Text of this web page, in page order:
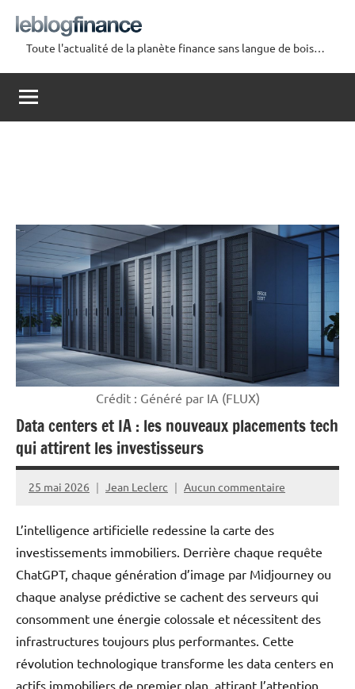
contenu
Le
Blog
Finance
Toute l'actualité de la planète finance sans langue de bois…
Crédit : Généré par IA (FLUX)
Data centers et IA : les nouveaux placements tech
qui attirent les investisseurs
25 mai 2026 Jean Leclerc Aucun commentaire
L’intelligence artificielle redessine la carte des
investissements immobiliers. Derrière chaque requête
ChatGPT, chaque génération d’image par Midjourney ou
chaque analyse prédictive se cachent des serveurs qui
consomment une énergie colossale et nécessitent des
infrastructures toujours plus performantes. Cette
révolution technologique transforme les data centers en
actifs immobiliers de premier plan, attirant l’attention